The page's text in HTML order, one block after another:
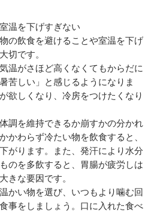
温を下げすぎない
の飲食を避けることや室温を下げ
切です。
温がさほど高くなくてもからだに
苦しい」と感じるようになりま
欲しくなり、冷房をつけたくなり
調を維持できるか崩すかの分かれ
かわらず冷たい物を飲食すると、
がります。また、発汗により水分
のを多飲すると、胃腸が疲労しは
きな要因です。
かい物を選び、いつもより噛む回
事をしましょう。口に入れた食べ